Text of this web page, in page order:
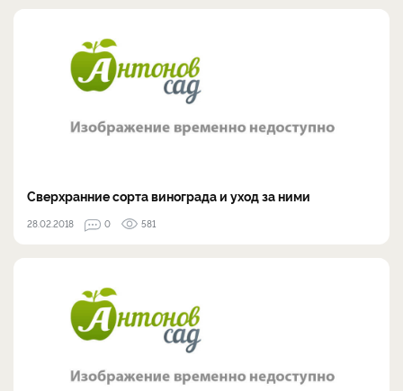
Сверхранние сорта винограда и уход за ними
28.02.2018 0 581